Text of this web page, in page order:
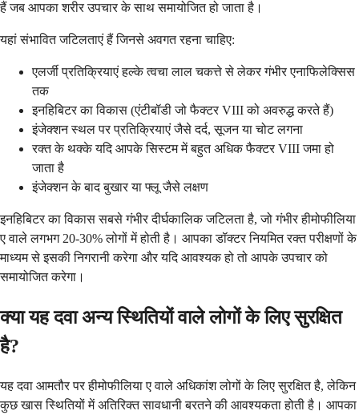
हैं जब आपका शरीर उपचार के साथ समायोजित हो जाता है।
यहां संभावित जटिलताएं हैं जिनसे अवगत रहना चाहिए:
एलर्जी प्रतिक्रियाएं हल्के त्वचा लाल चकत्ते से लेकर गंभीर एनाफिलेक्सिस
तक
इनहिबिटर का विकास (एंटीबॉडी जो फैक्टर VIII को अवरुद्ध करते हैं)
इंजेक्शन स्थल पर प्रतिक्रियाएं जैसे दर्द, सूजन या चोट लगना
रक्त के थक्के यदि आपके सिस्टम में बहुत अधिक फैक्टर VIII जमा हो
जाता है
इंजेक्शन के बाद बुखार या फ्लू जैसे लक्षण
इनहिबिटर का विकास सबसे गंभीर दीर्घकालिक जटिलता है, जो गंभीर हीमोफीलिया
ए वाले लगभग 20-30% लोगों में होती है। आपका डॉक्टर नियमित रक्त परीक्षणों के
माध्यम से इसकी निगरानी करेगा और यदि आवश्यक हो तो आपके उपचार को
समायोजित करेगा।
क्या यह दवा अन्य स्थितियों वाले लोगों के लिए सुरक्षित
है?
यह दवा आमतौर पर हीमोफीलिया ए वाले अधिकांश लोगों के लिए सुरक्षित है, लेकिन
कुछ खास स्थितियों में अतिरिक्त सावधानी बरतने की आवश्यकता होती है। आपका